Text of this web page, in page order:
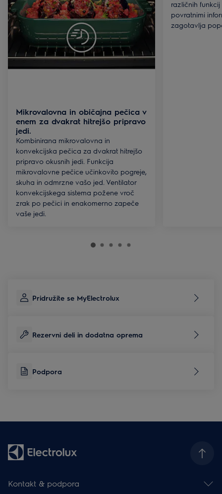
Mikrovalovna in običajna pečica v
enem za dvakrat hitrejšo pripravo
jedi.
Kombinirana mikrovalovna in
konvekcijska pečica za dvakrat hitrejšo
pripravo okusnih jedi. Funkcija
mikrovalovne pečice učinkovito pogreje,
skuha in odmrzne vašo jed. Ventilator
konvekcijskega sistema požene vroč
zrak po pečici in enakomerno zapeče
vaše jedi.
različnih
povratnimi
zagotavlja
Pridružite se MyElectrolux
Rezervni deli in dodatna oprema
Podpora
Kontakt & podpora